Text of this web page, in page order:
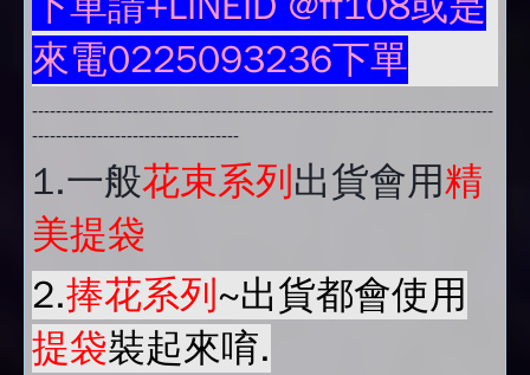
來電0225093236下單
------------------------------------------------------------------------------
-----------------------------------
1.一般花束系列出貨會用精
美提袋
2.捧花系列~出貨都會使用
提袋裝起來唷.